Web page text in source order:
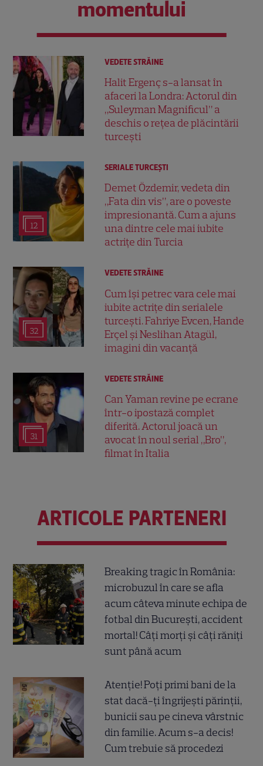
momentului
VEDETE STRĂINE
Halit Ergenç s-a lansat în
afaceri la Londra: Actorul din
„Suleyman Magnificul” a
deschis o rețea de plăcintării
turcești
12
SERIALE TURCEŞTI
Demet Özdemir, vedeta din
„Fata din vis”, are o poveste
impresionantă. Cum a ajuns
una dintre cele mai iubite
actrițe din Turcia
32
VEDETE STRĂINE
Cum își petrec vara cele mai
iubite actrițe din serialele
turcești. Fahriye Evcen, Hande
Erçel și Neslihan Atagül,
imagini din vacanță
31
VEDETE STRĂINE
Can Yaman revine pe ecrane
într-o ipostază complet
diferită. Actorul joacă un
avocat în noul serial „Bro”,
filmat în Italia
ARTICOLE PARTENERI
Breaking tragic în România:
microbuzul în care se afla
acum câteva minute echipa de
fotbal din București, accident
mortal! Câți morți și câți răniți
sunt până acum
Atenție! Poți primi bani de la
stat dacă-ți îngrijești părinții,
bunicii sau pe cineva vârstnic
din familie. Acum s-a decis!
Cum trebuie să procedezi